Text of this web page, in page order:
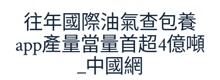
往年國際油氣查包養
app產量當量首超4億噸
_中國網